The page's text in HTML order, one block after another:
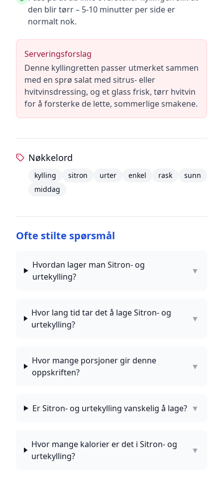
den blir tørr – 5-10 minutter per side er
normalt nok.
Serveringsforslag
Denne kyllingretten passer utmerket sammen
med en sprø salat med sitrus- eller
hvitvinsdressing, og et glass frisk, tørr hvitvin
for å forsterke de lette, sommerlige smakene.
Nøkkelord
kylling sitron urter enkel rask
sunn
middag
Ofte stilte spørsmål
Hvordan lager man Sitron- og
urtekylling?
▼
Hvor lang tid tar det å lage Sitron- og
urtekylling?
▼
Hvor mange porsjoner gir denne
oppskriften?
▼
Er Sitron- og urtekylling vanskelig å lage? ▼
Hvor mange kalorier er det i Sitron- og
urtekylling?
▼